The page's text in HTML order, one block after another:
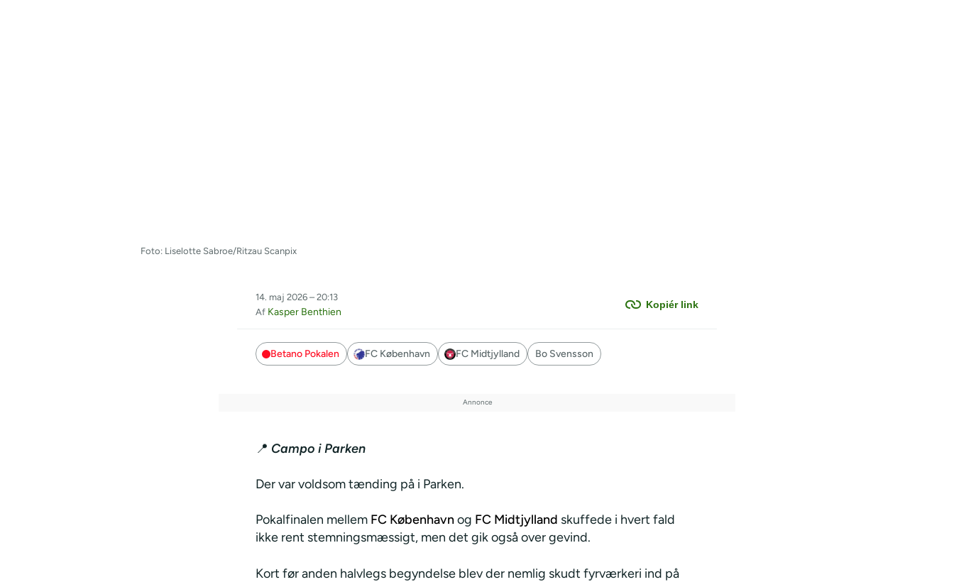
Foto: Liselotte Sabroe/Ritzau Scanpix
Kopiér link
14. maj 2026 – 20:13
Af Kasper Benthien
Betano Pokalen FC København FC Midtjylland Bo Svensson
📍 Campo i Parken
Der var voldsom tænding på i Parken.
Pokalfinalen mellem FC Københavnog FC Midtjylland skuffede i hvert fald
ikke rent stemningsmæssigt, men det gik også over gevind.
Kort før anden halvlegs begyndelse blev der nemlig skudt fyrværkeri ind på